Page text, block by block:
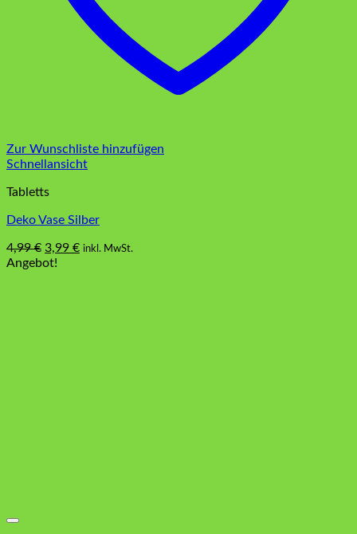
Zur Wunschliste hinzufügen
Schnellansicht
Tabletts
Deko Vase Silber
4,99€ Ursprünglicher
Preis
3,99 €Aktueller
inkl. MwSt.
Angebot!